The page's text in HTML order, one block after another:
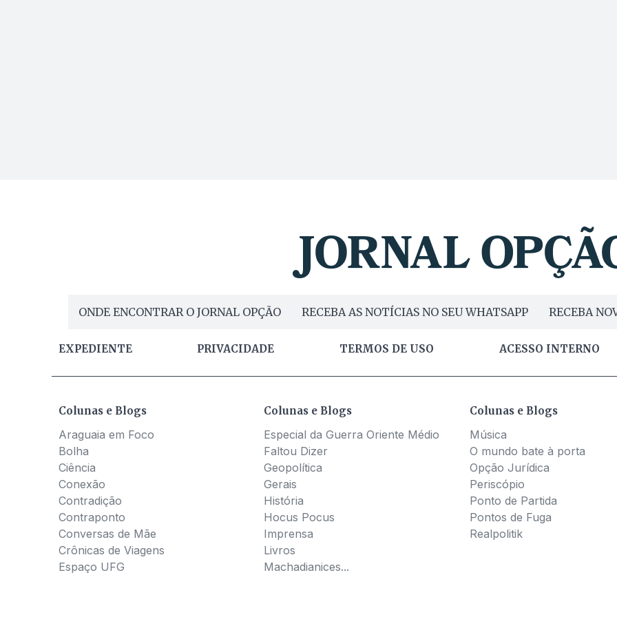
ONDE ENCONTRAR O JORNAL OPÇÃO RECEBA AS NOTÍCIAS NO SEU WHATSAPP RECEBA
EXPEDIENTE PRIVACIDADE TERMOS DE USO ACESSO INTERNO
Colunas e Blogs
Araguaia em Foco
Bolha
Ciência
Conexão
Contradição
Contraponto
Conversas de Mãe
Crônicas de Viagens
Espaço UFG
Colunas e Blogs
Especial da Guerra Oriente Médio
Faltou Dizer
Geopolítica
Gerais
História
Hocus Pocus
Imprensa
Livros
Machadianices...
Colunas e Blogs
Música
O mundo bate à porta
Opção Jurídica
Periscópio
Ponto de Partida
Pontos de Fuga
Realpolitik